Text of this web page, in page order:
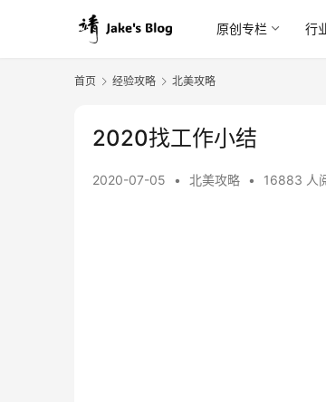
原创专栏 行
首页 经验攻略 北美攻略
2020找工作小结
2020-07-05 • 北美攻略 • 16883 人